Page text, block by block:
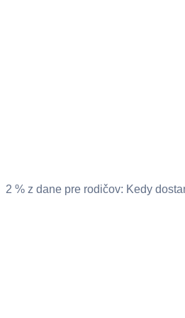
2 % z dane pre rodičov: Kedy